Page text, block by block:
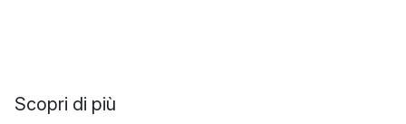
Scopri di più